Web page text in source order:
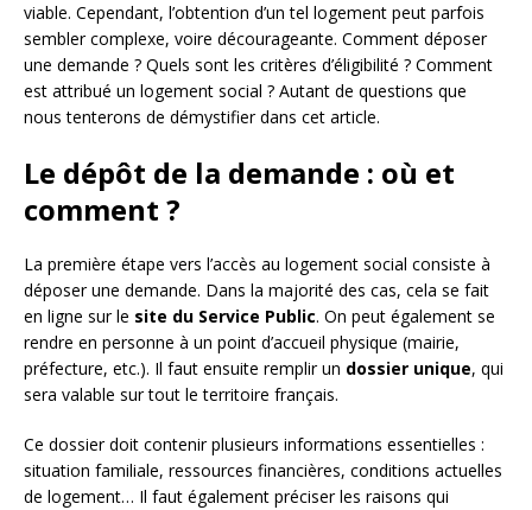
viable. Cependant, l’obtention d’un tel logement peut parfois
sembler complexe, voire décourageante. Comment déposer
une demande ? Quels sont les critères d’éligibilité ? Comment
est attribué un logement social ? Autant de questions que
nous tenterons de démystifier dans cet article.
Le dépôt de la demande : où et
comment ?
La première étape vers l’accès au logement social consiste à
déposer une demande. Dans la majorité des cas, cela se fait
en ligne sur le site du Service Public. On peut également se
rendre en personne à un point d’accueil physique (mairie,
préfecture, etc.). Il faut ensuite remplir un dossier unique, qui
sera valable sur tout le territoire français.
Ce dossier doit contenir plusieurs informations essentielles :
situation familiale, ressources financières, conditions actuelles
de logement… Il faut également préciser les raisons qui